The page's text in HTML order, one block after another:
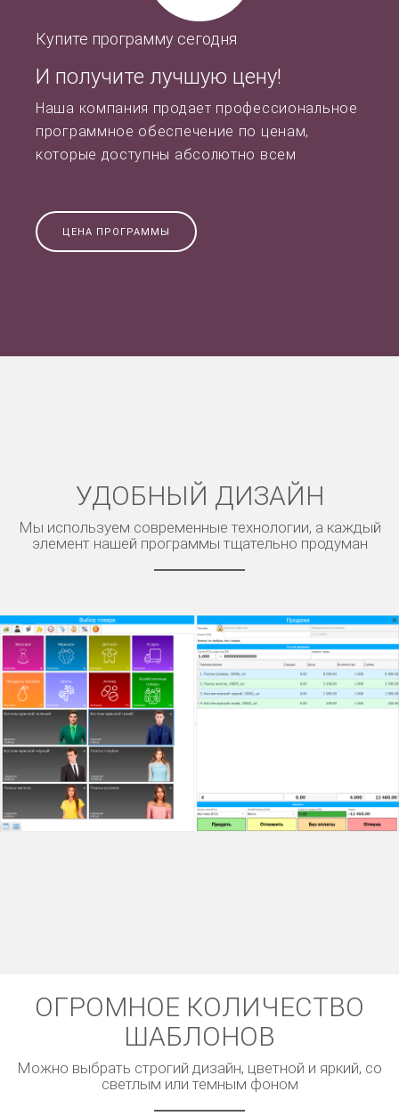
Купите программу сегодня
И получите лучшую цену!
Наша компания продает профессиональное
программное обеспечение по ценам,
которые доступны абсолютно всем
ЦЕНА ПРОГРАММЫ
УДОБНЫЙ ДИЗАЙН
Мы используем современные технологии, а каждый
элемент нашей программы тщательно продуман
ОГРОМНОЕ КОЛИЧЕСТВО
ШАБЛОНОВ
Можно выбрать строгий дизайн, цветной и яркий, со
светлым или темным фоном